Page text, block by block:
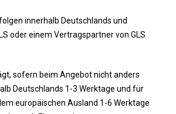
innerhalb Deutschlands und
oder einem Vertragspartner von GLS
sofern beim Angebot nicht anders
Deutschlands 1-3 Werktage und für
europäischen Ausland 1-6 Werktage